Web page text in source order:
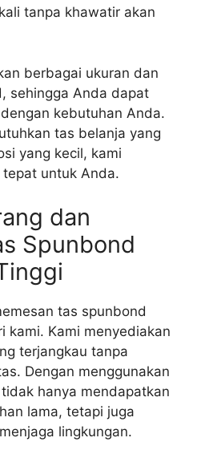
tanpa khawatir akan
berbagai ukuran dan
sehingga Anda dapat
kebutuhan Anda.
tas belanja yang
yang kecil, kami
untuk Anda.
dan
Spunbond
tas spunbond
kami. Kami menyediakan
terjangkau tanpa
Dengan menggunakan
hanya mendapatkan
lama, tetapi juga
lingkungan.